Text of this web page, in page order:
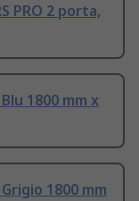
PRO 2 porta,
1800 mm x
1800 mm